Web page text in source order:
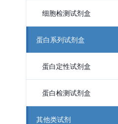
细胞检测试剂盒
蛋白系列试剂盒
蛋白定性试剂盒
蛋白检测试剂盒
其他类试剂